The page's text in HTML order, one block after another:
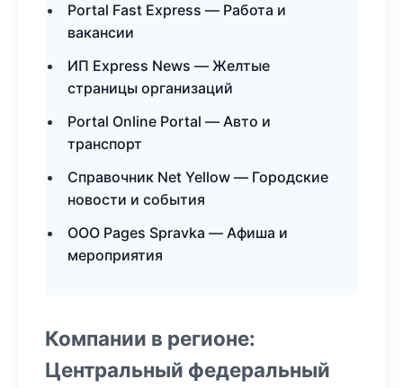
Portal Fast Express — Работа и
вакансии
ИП Express News — Желтые
страницы организаций
Portal Online Portal — Авто и
транспорт
Справочник Net Yellow — Городские
новости и события
ООО Pages Spravka — Афиша и
мероприятия
Компании в регионе:
Центральный федеральный